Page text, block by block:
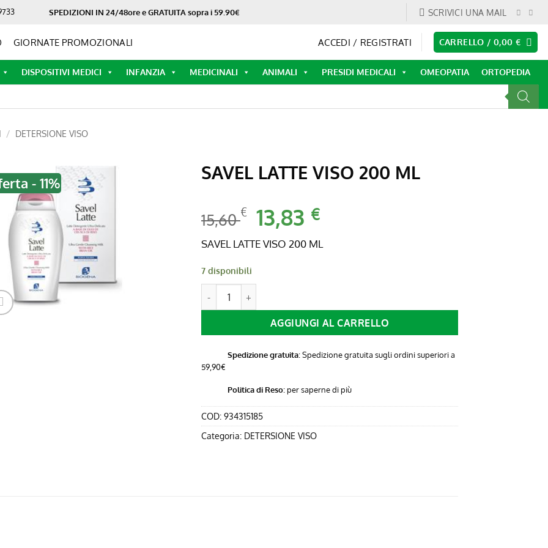
SPEDIZIONI IN 24/48ore e GRATUITA sopra i 59.90€ SCRIVICI UNA MAIL
GIORNATE PROMOZIONALI ACCEDI / REGISTRATI CARRELLO /0,00€
DISPOSITIVI MEDICI INFANZIA MEDICINALI ANIMALI PRESIDI MEDICALI OMEOPATIA ORTOPEDIA
/ DETERSIONE VISO
- 11% SAVEL LATTE VISO 200 ML
15,60€ Il
prezzo
originale
13,83 €Il
attuale
SAVEL LATTE VISO 200 ML
7 disponibili
SAVEL LATTE VISO 200 ML quantità
AGGIUNGI AL CARRELLO
Spedizione gratuita: Spedizione gratuita sugli ordini superiori a
59,90€
Politica di Reso:per saperne di più
COD: 934315185
Categoria: DETERSIONE VISO